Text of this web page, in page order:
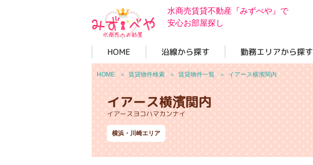
水商売賃貸不動産『みずべや』で
安心お部屋探し
HOME 沿線から探す 勤務エリアから探す
HOME ＞ 賃貸物件検索 ＞ 賃貸物件一覧 ＞ イアース横濱関内
イアース横濱関内
イアースヨコハマカンナイ
横浜・川崎エリア